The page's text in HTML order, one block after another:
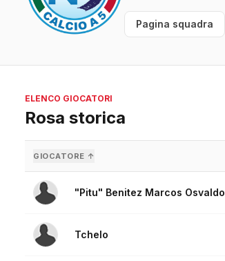
Pagina squadra
ELENCO GIOCATORI
Rosa storica
GIOCATORE ↑
"Pitu" Benitez Marcos Osvaldo
Tchelo